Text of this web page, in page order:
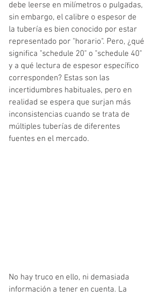
debe leerse en milímetros o pulgadas,
sin embargo, el calibre o espesor de
la tubería es bien conocido por estar
representado por "horario". Pero, ¿qué
significa "schedule 20" o "schedule 40"
y a qué lectura de espesor específico
corresponden? Estas son las
incertidumbres habituales, pero en
realidad se espera que surjan más
inconsistencias cuando se trata de
múltiples tuberías de diferentes
fuentes en el mercado.
No hay truco en ello, ni demasiada
información a tener en cuenta. La